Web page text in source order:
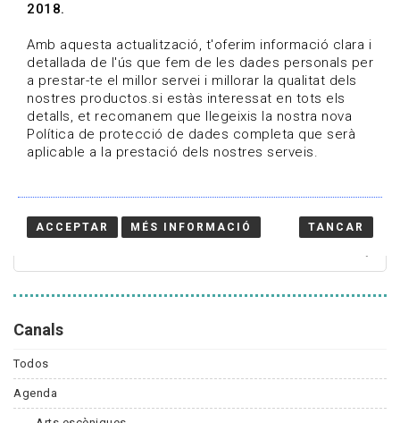
Estigues al dia
Convocatòries, activitats i notícies del sector de la
cultura.
Canals
Todos
Agenda
2018.
Amb aquesta actualització, t'oferim informació clara i
detallada de l'ús que fem de les dades personals per
a prestar-te el millor servei i millorar la qualitat dels
nostres productos.si estàs interessat en tots els
detalls, et recomanem que llegeixis la nostra nova
Política de protecció de dades completa que serà
aplicable a la prestació dels nostres serveis.
ACCEPTAR MÉS INFORMACIÓ TANCAR